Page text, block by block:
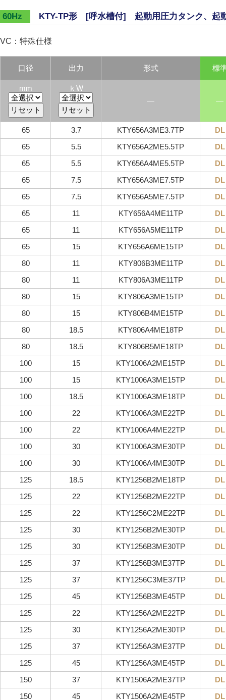
60Hz KTY-TP形 [呼水槽付] 起動用圧力タンク、起
VC：特殊仕様
口径 出力 形式 標
mm
ｋW
―
―
65 3.7 KTY656A3ME3.7TP
DL
65
5.5 KTY656A2ME5.5TP
DL
65
5.5 KTY656A4ME5.5TP
DL
65
7.5 KTY656A3ME7.5TP
DL
65
7.5 KTY656A5ME7.5TP
DL
65
11 KTY656A4ME11TP
DL
65
11 KTY656A5ME11TP
DL
65
15 KTY656A6ME15TP
DL
80
11 KTY806B3ME11TP
DL
80
11 KTY806A3ME11TP
DL
80
15 KTY806A3ME15TP
DL
80
15 KTY806B4ME15TP
DL
80
18.5 KTY806A4ME18TP
DL
80
18.5 KTY806B5ME18TP
DL
100
15 KTY1006A2ME15TP
DL
100
15 KTY1006A3ME15TP
DL
100
18.5 KTY1006A3ME18TP
DL
100
22 KTY1006A3ME22TP
DL
100
22 KTY1006A4ME22TP
DL
100
30 KTY1006A3ME30TP
DL
100
30 KTY1006A4ME30TP
DL
125
18.5 KTY1256B2ME18TP
DL
125
22 KTY1256B2ME22TP
DL
125
22 KTY1256C2ME22TP
DL
125
30 KTY1256B2ME30TP
DL
125
30 KTY1256B3ME30TP
DL
125
37 KTY1256B3ME37TP
DL
125
37 KTY1256C3ME37TP
DL
125
45 KTY1256B3ME45TP
DL
125
22 KTY1256A2ME22TP
DL
125
30 KTY1256A2ME30TP
DL
125
37 KTY1256A3ME37TP
DL
125
45 KTY1256A3ME45TP
DL
150
37 KTY1506A2ME37TP
DL
150
45 KTY1506A2ME45TP DL